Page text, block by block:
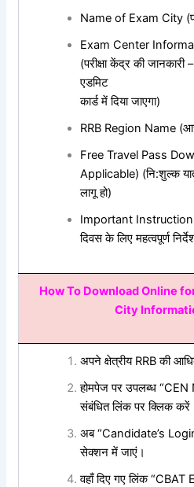
Name of Exam City (
Exam Center
(परीक्षा केंद्र की जानकारी
एडमिट
कार्ड में दिया जाएगा)
RRB Region Name (
Free Travel Pass
Applicable) (नि:शुल्क
लागू हो)
Important
दिवस के लिए महत्वपूर्ण
How To Download Online
City
अपने क्षेत्रीय RRB की
होमपेज पर उपलब्ध
संबंधित लिंक पर क्लिक
अब “Candidate’s Login”
सेक्शन में जाएं।
वहाँ दिए गए लिंक